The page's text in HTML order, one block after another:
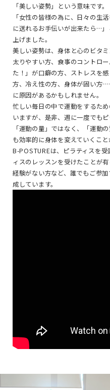
「美しい姿勢」という意味です。
「女性の皆様の為に、日々の生
に送れるお手伝いが出来たら…
上げました。
美しい姿勢は、身体と心のビタミ
太りやすい方、食事のコントロ
た！」が口癖の方、ストレスを
方、冷え性の方、身体が固い方
に原因があるかもしれません。
忙しい毎日の中で運動をするた
いますが、是非、週に一度でも
「運動の量」ではなく、「運動
も効率的に身体を変えていくこと
B-POSTUREは、ピラティスを
ィスのレッスンを受けたことが
経験がない方など、誰でもご参
成しています。